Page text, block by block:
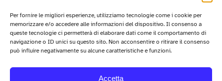
Per fornire le migliori esperienze, utilizziamo tecnologie come i cookie per
memorizzare e/o accedere alle informazioni del dispositivo. Il consenso a
queste tecnologie ci permetterà di elaborare dati come il comportamento di
navigazione o ID unici su questo sito. Non acconsentire o ritirare il consenso
può influire negativamente su alcune caratteristiche e funzioni.
Accetta